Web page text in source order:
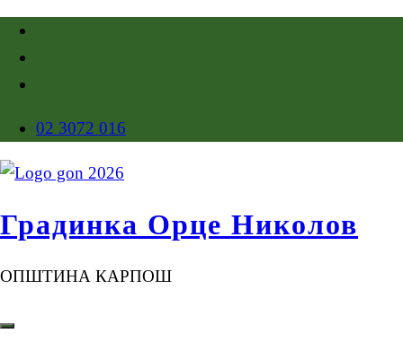
02 3072 016
Градинка Орце Николов
ОПШТИНА КАРПОШ